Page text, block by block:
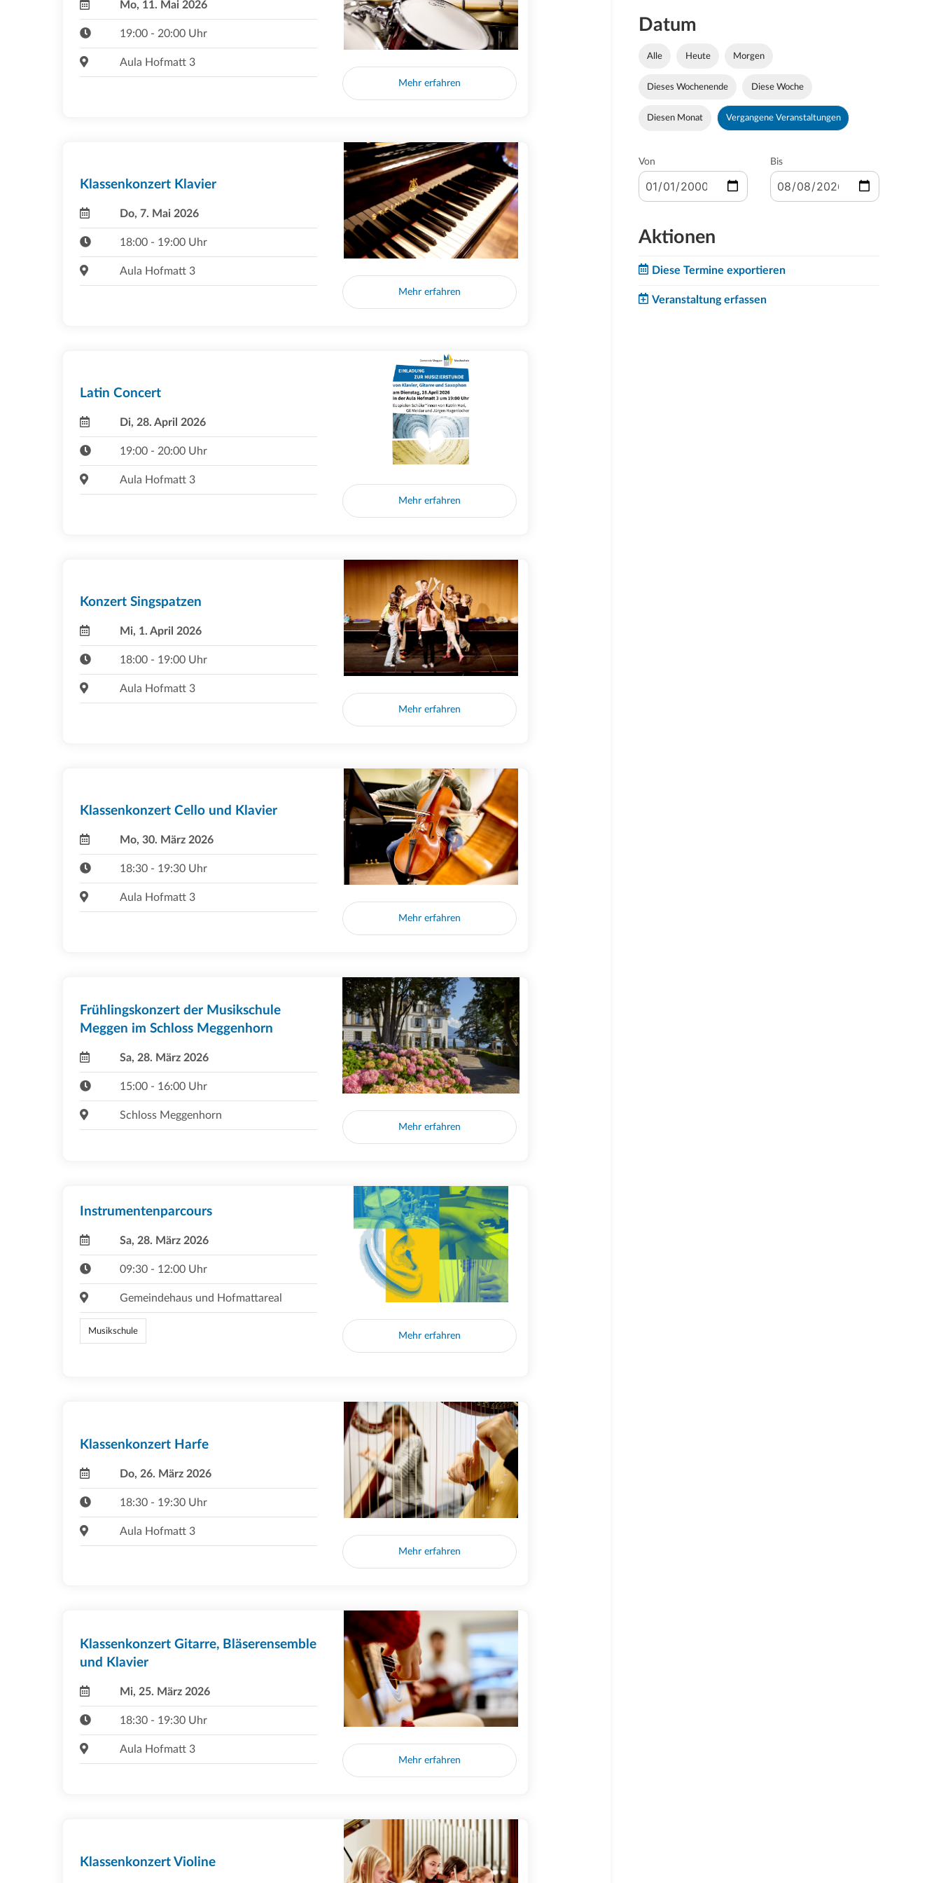
Mo, 11. Mai 2026
19:00 - 20:00 Uhr
Aula Hofmatt 3
Mehr erfahren
Klassenkonzert Klavier
Do, 7. Mai 2026
18:00 - 19:00 Uhr
Aula Hofmatt 3
Mehr erfahren
Latin Concert
Di, 28. April 2026
19:00 - 20:00 Uhr
Aula Hofmatt 3
Mehr erfahren
Konzert Singspatzen
Mi, 1. April 2026
18:00 - 19:00 Uhr
Aula Hofmatt 3
Mehr erfahren
Klassenkonzert Cello und Klavier
Mo, 30. März 2026
18:30 - 19:30 Uhr
Aula Hofmatt 3
Mehr erfahren
Frühlingskonzert der Musikschule
Meggen im Schloss Meggenhorn
Sa, 28. März 2026
15:00 - 16:00 Uhr
Schloss Meggenhorn
Mehr erfahren
Instrumentenparcours
Sa, 28. März 2026
09:30 - 12:00 Uhr
Gemeindehaus und Hofmattareal
Musikschule Mehr erfahren
Klassenkonzert Harfe
Do, 26. März 2026
18:30 - 19:30 Uhr
Aula Hofmatt 3
Mehr erfahren
Klassenkonzert Gitarre, Bläserensemble
und Klavier
Mi, 25. März 2026
18:30 - 19:30 Uhr
Aula Hofmatt 3
Mehr erfahren
Klassenkonzert Violine
Datum
Alle Heute Morgen
Dieses Wochenende Diese Woche
Diesen Monat Vergangene Veranstaltungen
Von Bis
Aktionen
Diese Termine exportieren
Veranstaltung erfassen